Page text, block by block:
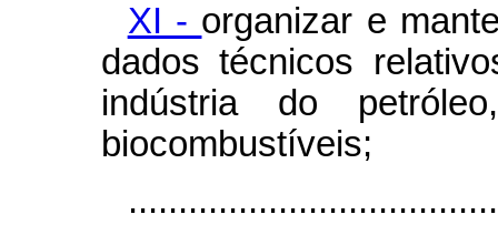
XI - organizar e
dados técnicos
indústria do
biocombustíveis;